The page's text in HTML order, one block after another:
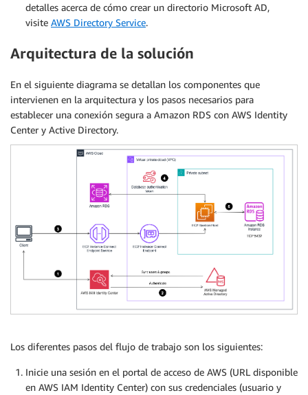
detalles acerca de cómo crear un directorio Microsoft AD,
visite AWS Directory Service.
Arquitectura de la solución
En el siguiente diagrama se detallan los componentes que
intervienen en la arquitectura y los pasos necesarios para
establecer una conexión segura a Amazon RDS con AWS Identity
Center y Active Directory.
Los diferentes pasos del flujo de trabajo son los siguientes:
Inicie una sesión en el portal de acceso de AWS (URL disponible
en AWS IAM Identity Center) con sus credenciales (usuario y